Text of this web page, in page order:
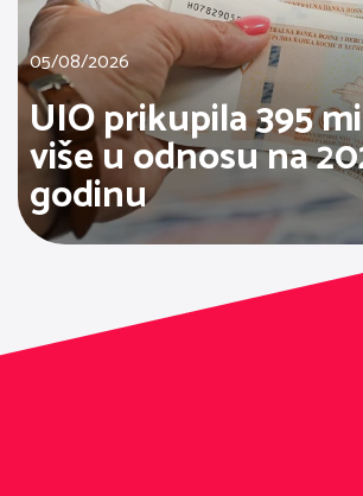
05/08/2026
UIO prikupila 395
više u odnosu na
godinu